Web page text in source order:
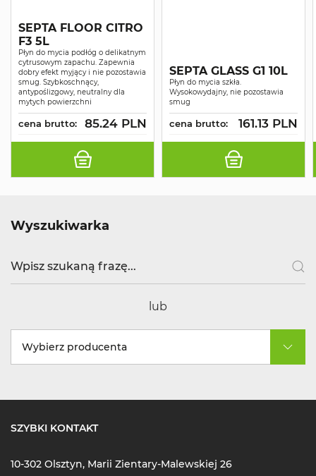
SEPTA FLOOR CITRO
F3 5L
Płyn do mycia podłóg o delikatnym
cytrusowym zapachu. Zapewnia
dobry efekt myjący i nie pozostawia
smug. Szybkoschnący,
antypoślizgowy, neutralny dla
mytych powierzchni
cena brutto: 85.24 PLN
SEPTA GLASS G1 10L
Płyn do mycia szkła.
Wysokowydajny, nie pozostawia
smug
cena brutto: 161.13 PLN
Wyszukiwarka
lub
Wybierz producenta
SZYBKI KONTAKT
10-302 Olsztyn, Marii Zientary-Malewskiej 26